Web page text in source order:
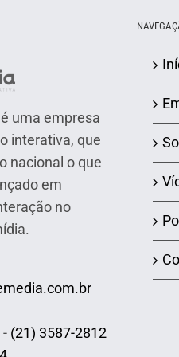
uma empresa
interativa, que
nacional o que
em
no
- (21) 3587-2812